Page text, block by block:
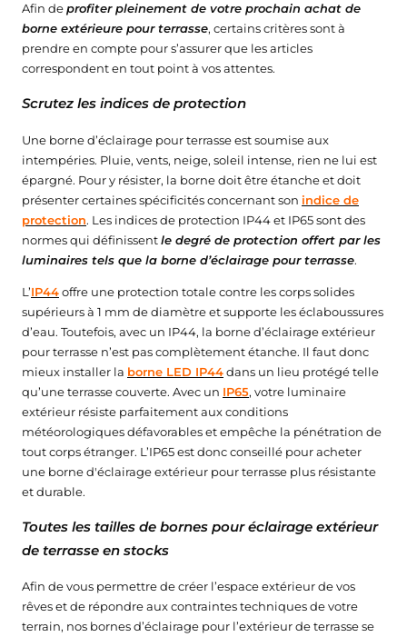
★★★★★
★★★★★ (15 avis)
Afin deprofiter pleinement de votre prochain achat de
borne extérieure pour terrasse, certains critères sont à
prendre en compte pour s’assurer que les articles
correspondent en tout point à vos attentes.
Scrutez les indices de protection
Une borne d’éclairage pour terrasse est soumise aux
intempéries. Pluie, vents, neige, soleil intense, rien ne lui est
épargné. Pour y résister, la borne doit être étanche et doit
présenter certaines spécificités concernant son indice de
protection. Les indices de protection IP44 et IP65 sont des
normes qui définissentle degré de protection offert par les
luminaires tels que la borne d’éclairage pour terrasse.
L’IP44offre une protection totale contre les corps solides
supérieurs à 1 mm de diamètre et supporte les éclaboussures
d’eau. Toutefois, avec un IP44, la borne d’éclairage extérieur
pour terrasse n’est pas complètement étanche. Il faut donc
mieux installer la borne LED IP44dans un lieu protégé telle
qu’une terrasse couverte. Avec un IP65, votre luminaire
extérieur résiste parfaitement aux conditions
météorologiques défavorables et empêche la pénétration de
tout corps étranger. L’IP65 est donc conseillé pour acheter
une borne d'éclairage extérieur pour terrasse plus résistante
et durable.
Toutes les tailles de bornes pour éclairage extérieur
de terrasse en stocks
Afin de vous permettre de créer l’espace extérieur de vos
rêves et de répondre aux contraintes techniques de votre
terrain, nos bornes d’éclairage pour l’extérieur de terrasse se